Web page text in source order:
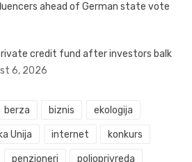
ahead of German state vote
credit fund after investors balk
6, 2026
berza biznis ekologija
Unija internet konkurs
penzioneri poljoprivreda